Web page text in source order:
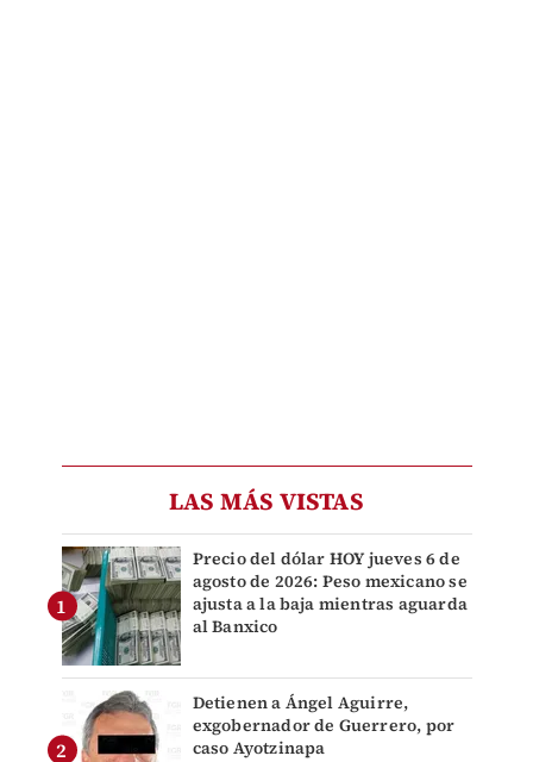
LAS MÁS VISTAS
Precio del dólar HOY jueves 6 de
agosto de 2026: Peso mexicano se
ajusta a la baja mientras aguarda
al Banxico
Detienen a Ángel Aguirre,
exgobernador de Guerrero, por
caso Ayotzinapa